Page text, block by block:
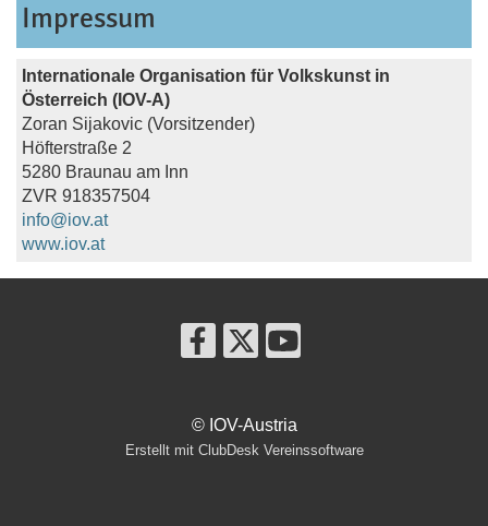
Impressum
Internationale Organisation für Volkskunst in
Österreich (IOV-A)
Zoran Sijakovic (Vorsitzender)
Höfterstraße 2
5280 Braunau am Inn
ZVR 918357504
info@iov.at
www.iov.at
© IOV-Austria
Erstellt mit ClubDesk Vereinssoftware